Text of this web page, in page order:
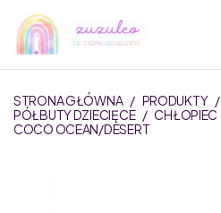
STRONA GŁÓWNA / PRODUKTY /
PÓŁBUTY DZIECIĘCE / CHŁOPIEC
COCO OCEAN/DESERT